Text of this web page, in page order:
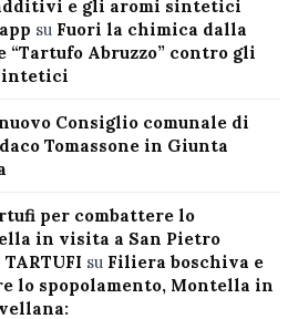
e gli aromi sintetici
su Fuori la chimica dalla
“Tartufo Abruzzo” contro gli
Consiglio comunale di
Tomassone in Giunta
per combattere lo
in visita a San Pietro
su Filiera boschiva e
lo spopolamento, Montella in